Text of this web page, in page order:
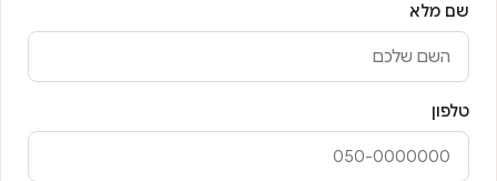
שם מלא
טלפון